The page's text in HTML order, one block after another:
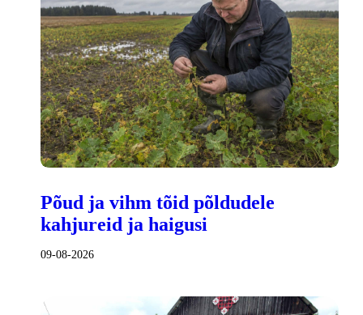
Põud ja vihm tõid põldudele
kahjureid ja haigusi
09-08-2026